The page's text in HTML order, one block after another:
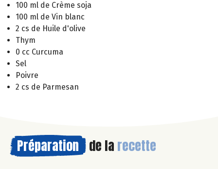
100 ml de Crème soja
100 ml de Vin blanc
2 cs de Huile d'olive
Thym
0 cc Curcuma
Sel
Poivre
2 cs de Parmesan
Préparation de la recette